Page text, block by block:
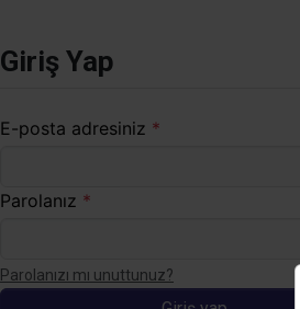
Giriş Yap
E-posta adresiniz *
Parolanız *
Parolanızı mı unuttunuz?